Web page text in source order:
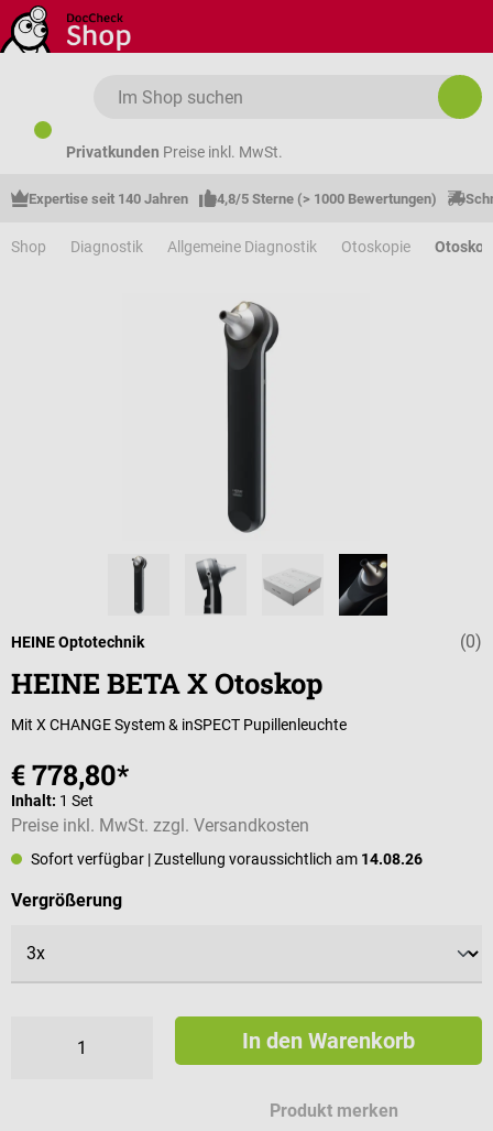
Zum Hauptinhalt springen
Privatkunden Preise inkl. MwSt.
Expertise seit 140 Jahren 4,8/5 Sterne (> 1000 Bewertungen)
Shop Diagnostik Allgemeine Diagnostik Otoskopie
(0)
HEINE Optotechnik
HEINE BETA X Otoskop
Mit X CHANGE System & inSPECT Pupillenleuchte
€ 778,80*
Inhalt: 1 Set
Preise inkl. MwSt. zzgl. Versandkosten
Sofort verfügbar | Zustellung voraussichtlich am 14.08.26
Vergrößerungauswählen
In den Warenkorb
Produkt merken